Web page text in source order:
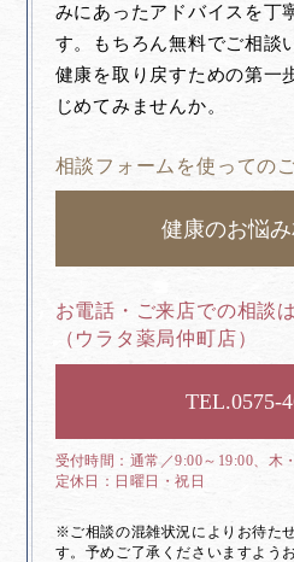
みにあったアドバイスを丁
す。もちろん無料でご相談
健康を取り戻すための第一
じめてみませんか。
相談フォームを使っての
健康のお悩
お電話・ご来店での相談
（ウラタ薬局仲町店）
0575-
通常／9:00～19:00、木
日曜日・祝日
※ご相談の混雑状況によりお待た
す。予めご了承くださいますよう